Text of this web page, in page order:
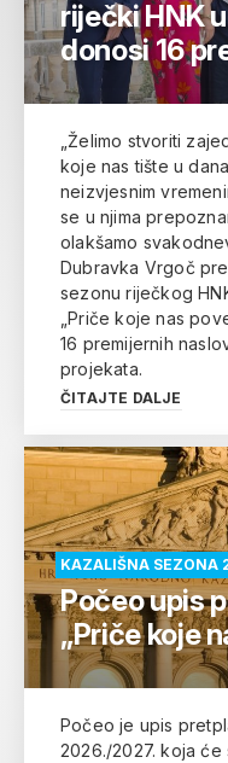
riječki HNK
donosi 16
„Želimo stvoriti
koje nas tište u
neizvjesnim
se u njima
olakšamo
Dubravka Vrgoč
sezonu riječkog
„Priče koje nas
16 premijernih
projekata.
ČITAJTE DALJE
KAZALIŠNA
Počeo upis
„Priče koje
Počeo je upis
2026./2027. koja će